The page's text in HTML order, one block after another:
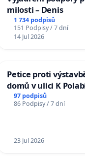
milosti – Denis
1 734 podpisů
151 Podpisy / 7 dní
14 Jul 2026
Petice proti
domů v ulici K
Pardubicích
97 podpisů
86 Podpisy / 7 dní
23 Jul 2026